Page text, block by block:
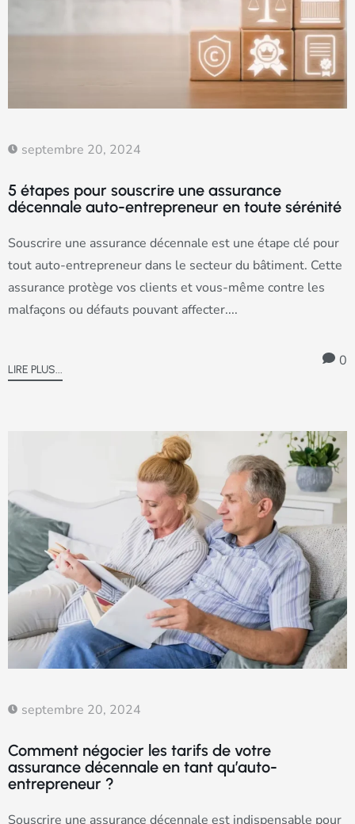
septembre 20, 2024
5 étapes pour souscrire une assurance
décennale auto-entrepreneur en toute sérénité
Souscrire une assurance décennale est une étape clé pour
tout auto-entrepreneur dans le secteur du bâtiment. Cette
assurance protège vos clients et vous-même contre les
malfaçons ou défauts pouvant affecter....
LIRE PLUS...
0
septembre 20, 2024
Comment négocier les tarifs de votre
assurance décennale en tant qu’auto-
entrepreneur ?
Souscrire une assurance décennale est indispensable pour